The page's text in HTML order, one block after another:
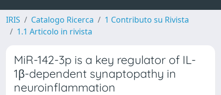
IRIS Catalogo Ricerca
1 Contributo su Rivista
1.1 Articolo in rivista
MiR-142-3p is a key regulator of IL-
1β-dependent synaptopathy in
neuroinflammation